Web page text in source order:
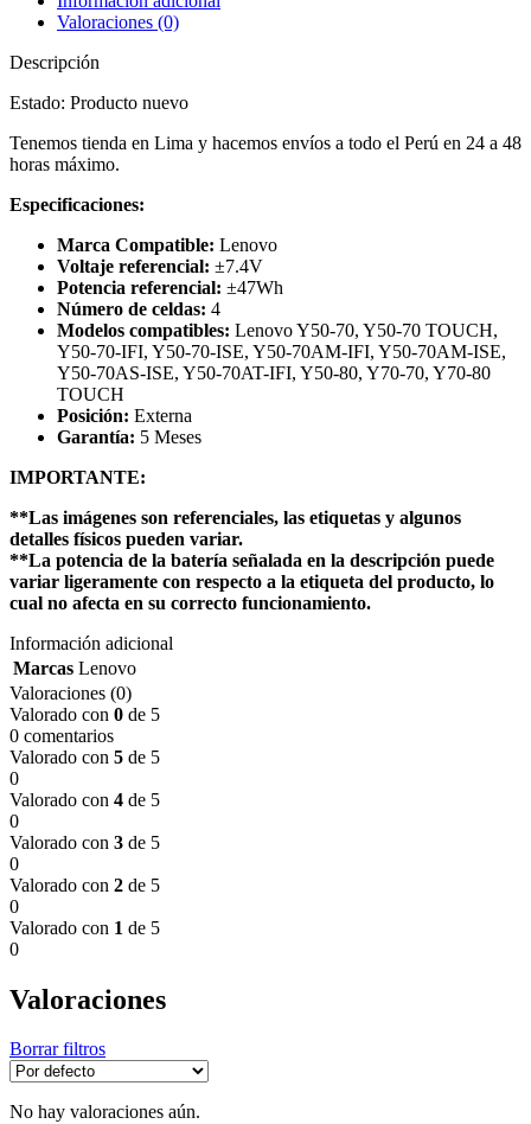
Valoraciones (0)
Descripción
Estado: Producto nuevo
Tenemos tienda en Lima y hacemos envíos a todo el Perú en 24 a 48
horas máximo.
Especificaciones:
Marca Compatible: Lenovo
Voltaje referencial: ±7.4V
Potencia referencial: ±47Wh
Número de celdas: 4
Modelos compatibles: Lenovo Y50-70, Y50-70 TOUCH,
Y50-70-IFI, Y50-70-ISE, Y50-70AM-IFI, Y50-70AM-ISE,
Y50-70AS-ISE, Y50-70AT-IFI, Y50-80, Y70-70, Y70-80
TOUCH
Posición: Externa
Garantía: 5 Meses
IMPORTANTE:
**Las imágenes son referenciales, las etiquetas y algunos
detalles físicos pueden variar.
**La potencia de la batería señalada en la descripción puede
variar ligeramente con respecto a la etiqueta del producto, lo
cual no afecta en su correcto funcionamiento.
Información adicional
Marcas Lenovo
Valoraciones (0)
Valorado con 0 de 5
0 comentarios
Valorado con 5 de 5
0
Valorado con 4 de 5
0
Valorado con 3 de 5
0
Valorado con 2 de 5
0
Valorado con 1 de 5
0
Valoraciones
Borrar filtros
No hay valoraciones aún.